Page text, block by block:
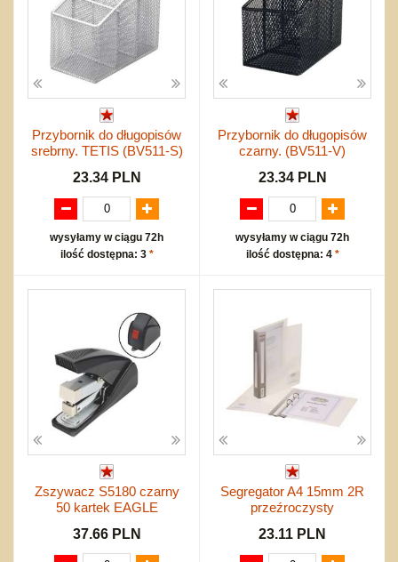
Przybornik do długopisów
srebrny. TETIS (BV511-S)
23.34 PLN
wysyłamy w ciągu 72h
ilość dostępna: 3 *
Przybornik do długopisów
czarny. (BV511-V)
23.34 PLN
wysyłamy w ciągu 72h
ilość dostępna: 4 *
Zszywacz S5180 czarny
50 kartek EAGLE
37.66 PLN
Segregator A4 15mm 2R
przeźroczysty
23.11 PLN